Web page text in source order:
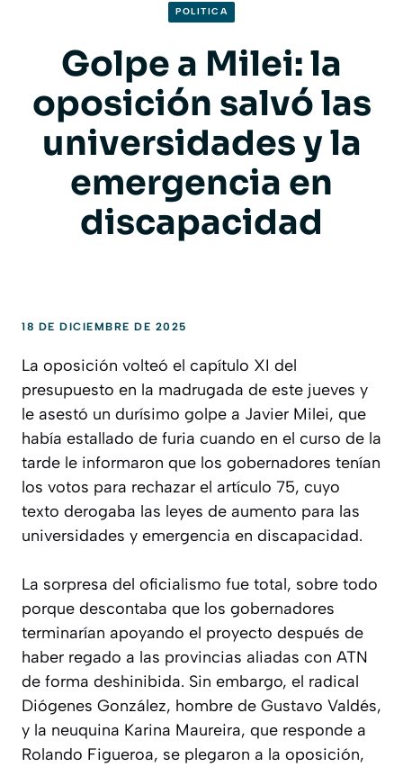
POLITICA
Golpe a Milei: la
oposición salvó las
universidades y la
emergencia en
discapacidad
18 DE DICIEMBRE DE 2025
La oposición volteó el capítulo XI del
presupuesto en la madrugada de este jueves y
le asestó un durísimo golpe a Javier Milei, que
había estallado de furia cuando en el curso de la
tarde le informaron que los gobernadores tenían
los votos para rechazar el artículo 75, cuyo
texto derogaba las leyes de aumento para las
universidades y emergencia en discapacidad.
La sorpresa del oficialismo fue total, sobre todo
porque descontaba que los gobernadores
terminarían apoyando el proyecto después de
haber regado a las provincias aliadas con ATN
de forma deshinibida. Sin embargo, el radical
Diógenes González, hombre de Gustavo Valdés,
y la neuquina Karina Maureira, que responde a
Rolando Figueroa, se plegaron a la oposición,